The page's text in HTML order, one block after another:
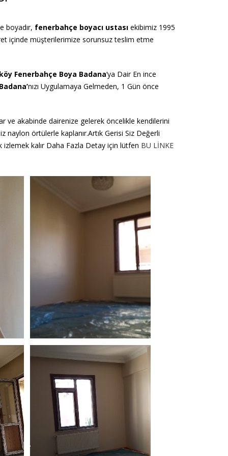
boyadır, fenerbahçe boyacı ustası ekibimiz 1995
içinde müşterilerimize sorunsuz teslim etme
Fenerbahçe Boya Badana‘ya Dair En ince
nızı Uygulamaya Gelmeden, 1 Gün önce
ve akabinde dairenize gelerek öncelikle kendilerini
naylon örtülerle kaplanır.Artık Gerisi Siz Değerli
izlemek kalır Daha Fazla Detay için lütfen BU LİNKE